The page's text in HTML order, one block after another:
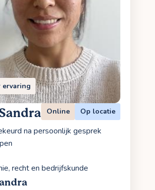
ervaring
Online Op locatie
na persoonlijk gesprek
recht en bedrijfskunde